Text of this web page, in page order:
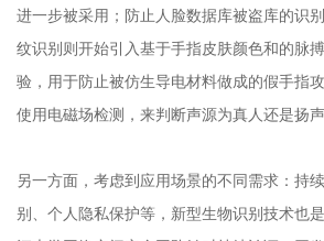
进一步被采用；防止人脸数据库被盗库的识
纹识别则开始引入基于手指皮肤颜色和的脉
验，用于防止被仿生导电材料做成的假手指
使用电磁场检测，来判断声源为真人还是扬声
另一方面，考虑到应用场景的不同需求：持
别、个人隐私保护等，新型生物识别技术也